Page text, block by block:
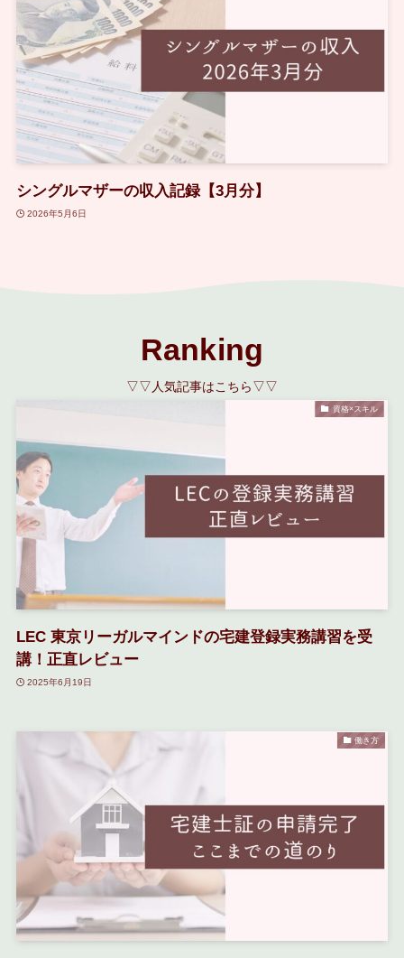
シングルマザーの収入記録【3月分】
2026年5月6日
Ranking
▽▽人気記事はこちら▽▽
資格×スキル
LEC 東京リーガルマインドの宅建登録実務講習を受
講！正直レビュー
2025年6月19日
働き方